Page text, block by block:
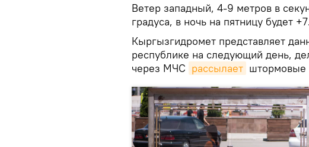
Ветер западный, 4-9 метров в
градуса, в ночь на пятницу будет
Кыргызгидромет представляет
республике на следующий день,
через МЧС рассылает штормовые